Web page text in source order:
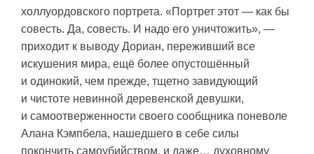
холлуордовского портрета. «Портрет этот — как бы
совесть. Да, совесть. И надо его уничтожить», —
приходит к выводу Дориан, переживший все
искушения мира, ещё более опустошённый
и одинокий, чем прежде, тщетно завидующий
и чистоте невинной деревенской девушки,
и самоотверженности своего сообщника поневоле
Алана Кэмпбела, нашедшего в себе силы
покончить самоубийством, и даже… духовному